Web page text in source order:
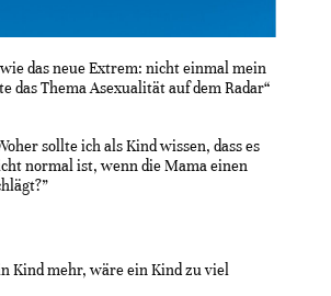
das neue Extrem: nicht einmal mein
das Thema Asexualität auf dem Radar“
sollte ich als Kind wissen, dass es
normal ist, wenn die Mama einen
Kind mehr, wäre ein Kind zu viel